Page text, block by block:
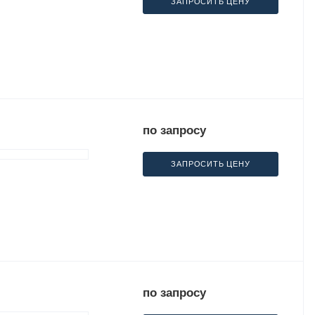
по запросу
ЗАПРОСИТЬ ЦЕНУ
по запросу